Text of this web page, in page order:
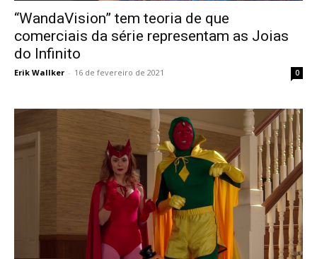
“WandaVision” tem teoria de que
comerciais da série representam as Joias
do Infinito
Erik Wallker - 16 de fevereiro de 2021 0